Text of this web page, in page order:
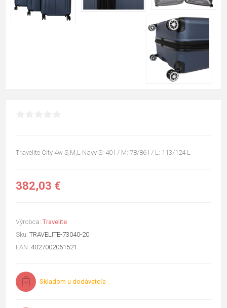
Travelite City 4w S,M,L Navy S: 40 l / M: 78/86 l / L: 113/124 L
382,03 €
Výrobca: Travelite
Sku: TRAVELITE-73040-20
EAN: 4027002061521
Skladom u dodávateľa